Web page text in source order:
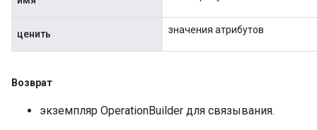
ценить значения атрибутов
Возврат
экземпляр OperationBuilder для связывания.